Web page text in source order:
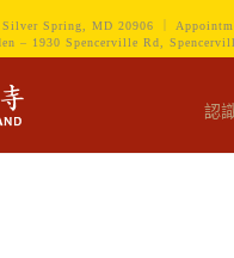
Spring, MD 20906 ｜
– 1930 Spencerville Rd,
認